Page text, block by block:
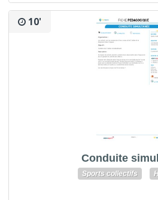
10'
Conduite
Sports collectifs